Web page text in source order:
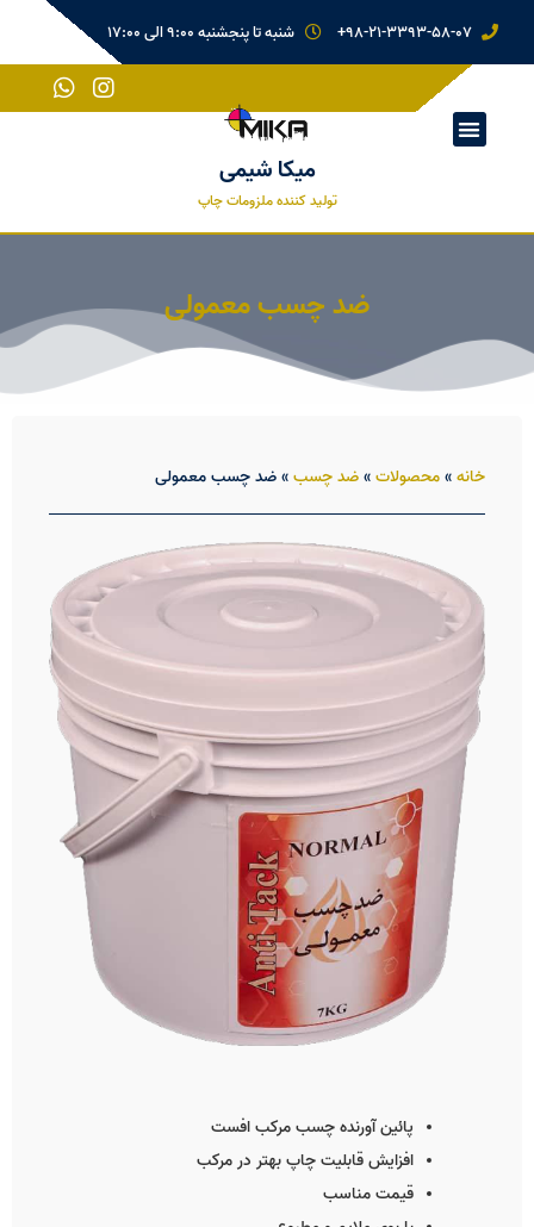
98-21-3393-58-07+ شنبه تا پنجشنبه 9:00 الی 17:00
میکا شیمی
تولید کننده ملزومات چاپ
ضد چسب معمولی
خانه » محصولات » ضد چسب » ضد چسب معمولی
پائین آورنده چسب مرکب افست
افزایش قابلیت چاپ بهتر در مرکب
قیمت مناسب